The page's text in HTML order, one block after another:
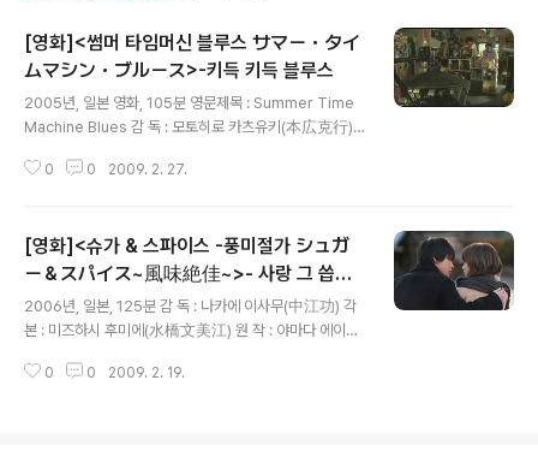
[영화]<썸머 타임머신 블루스 サマー・タイ
ムマシン・ブルース>-키득 키득 블루스
2005년, 일본 영화, 105분 영문제목 : Summer Time
Machine Blues 감 독 : 모토히로 카츠유키(本広克行)
노 주리(上野樹里) 요자 요시아키(与座嘉秋) 카와오카
영화를 보는 중간 중간에 키득 키득이 저절로 나오는 유쾌
한 영화다. 어느 더운 여름날, 혼이 빠질 듯한 여름날의 꿈
처럼 영화는 후다닥 하루의 기록을 통해서 주인공들의 나
른하고 평범한 일상을 이래저래 뒤섞어서 되짚어 보여준
다. 미래와 근 미래를 오가면서 뒤뚱거리는 조금 모잘라 보
이는 SF 동호회의 땀나는 하루 체험일기는 영화를 보는 이
0 0 2009. 2. 27.
[영화]<슈가 & 스파이스 -풍미절가 シュガ
ー＆スパイス~風味絶佳~>- 사랑 그 씁쓸
함에 대하여
2006년, 일본, 125분 감 독 : 나카에 이사무(中江功) 각
본 : 미즈하시 후미에(水橋文美江) 원 작 : 야마다 에이미
에리카(沢尻エリカ) 나츠키 마리(夏木マリ) 사에코(サ
0 0 2009. 2. 19.